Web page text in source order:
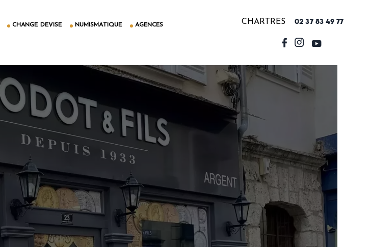
CHARTRES 02 37 83 49 77
CHANGE DEVISE NUMISMATIQUE AGENCES